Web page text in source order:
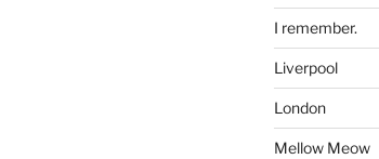
I remember.
Liverpool
London
Mellow Meow